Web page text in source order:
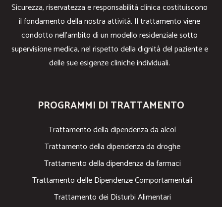
Sicurezza, riservatezza e responsabilità clinica costituiscono
il fondamento della nostra attività. Il trattamento viene
condotto nell’ambito di un modello residenziale sotto
supervisione medica, nel rispetto della dignità del paziente e
delle sue esigenze cliniche individuali.
PROGRAMMI DI TRATTAMENTO
Trattamento della dipendenza da alcol
Trattamento della dipendenza da droghe
Trattamento della dipendenza da farmaci
Trattamento delle Dipendenze Comportamentali
Trattamento dei Disturbi Alimentari